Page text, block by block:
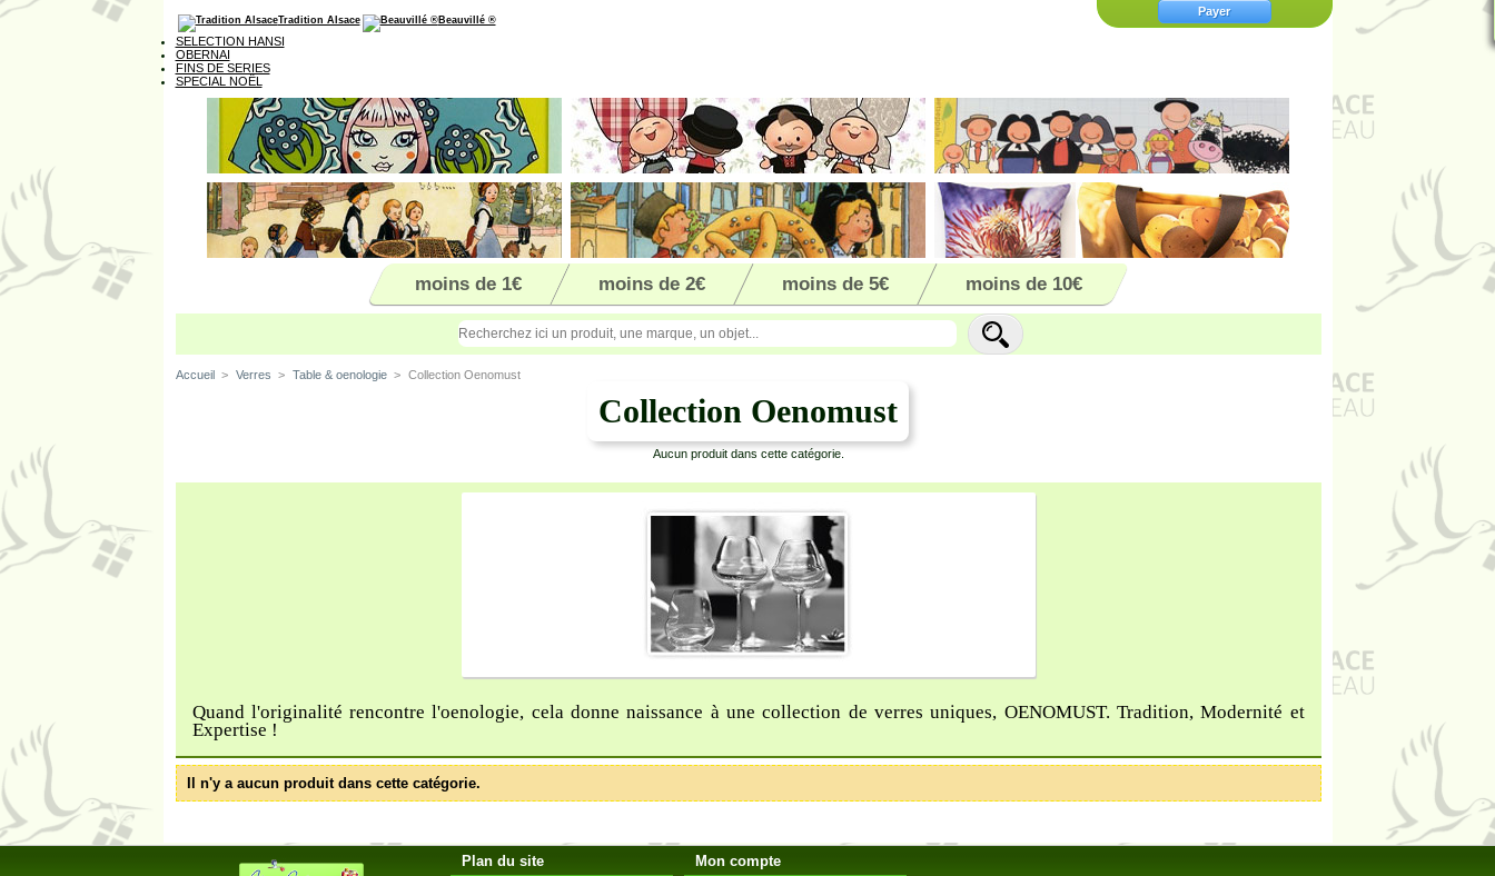
Tradition Alsace Beauvillé ®
SELECTION HANSI
OBERNAI
FINS DE SERIES
SPECIAL NOËL
Payer
moins de 1€ moins de 2€ moins de 5€ moins de 10€
Accueil > Verres > Table & oenologie > Collection Oenomust
Collection Oenomust
Aucun produit dans cette catégorie.
Quand l'originalité rencontre l'oenologie, cela donne naissance à une collection de verres uniques, OENOMUST. Tradition, Modernité et
Expertise !
Il n'y a aucun produit dans cette catégorie.
Plan du site Mon compte